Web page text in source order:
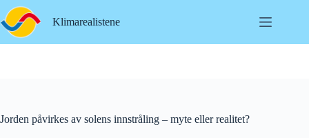
Hopp
til
innholdet
Klimarealistene
Jorden påvirkes av solens innstråling – myte eller realitet?